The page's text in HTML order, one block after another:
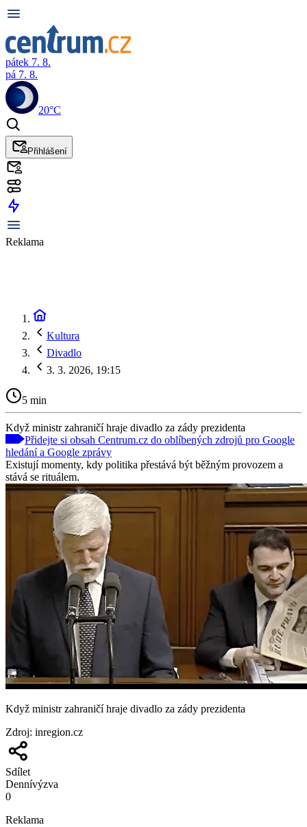
pátek 7. 8.
pá 7. 8.
20°C
Přihlášení
Reklama
Kultura
Divadlo
3. 3. 2026, 19:15
5 min
Když ministr zahraničí hraje divadlo za zády prezidenta
Přidejte si obsah Centrum.cz do oblíbených zdrojů pro Google
hledání a Google zprávy
Existují momenty, kdy politika přestává být běžným provozem a
stává se rituálem.
Když ministr zahraničí hraje divadlo za zády prezidenta
Zdroj: inregion.cz
Sdílet
Dennívýzva
0
Reklama